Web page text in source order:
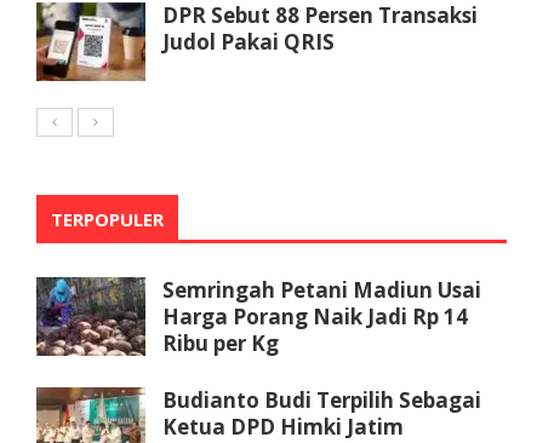
DPR Sebut 88 Persen Transaksi
Judol Pakai QRIS
TERPOPULER
Semringah Petani Madiun Usai
Harga Porang Naik Jadi Rp 14
Ribu per Kg
Budianto Budi Terpilih Sebagai
Ketua DPD Himki Jatim